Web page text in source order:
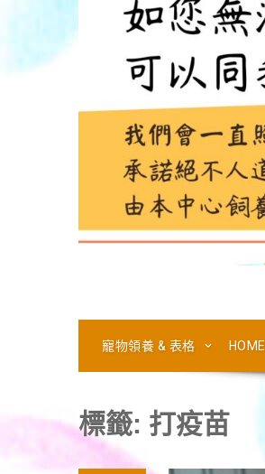
寵物領養 & 表格 HOME
標籤: 打疫苗